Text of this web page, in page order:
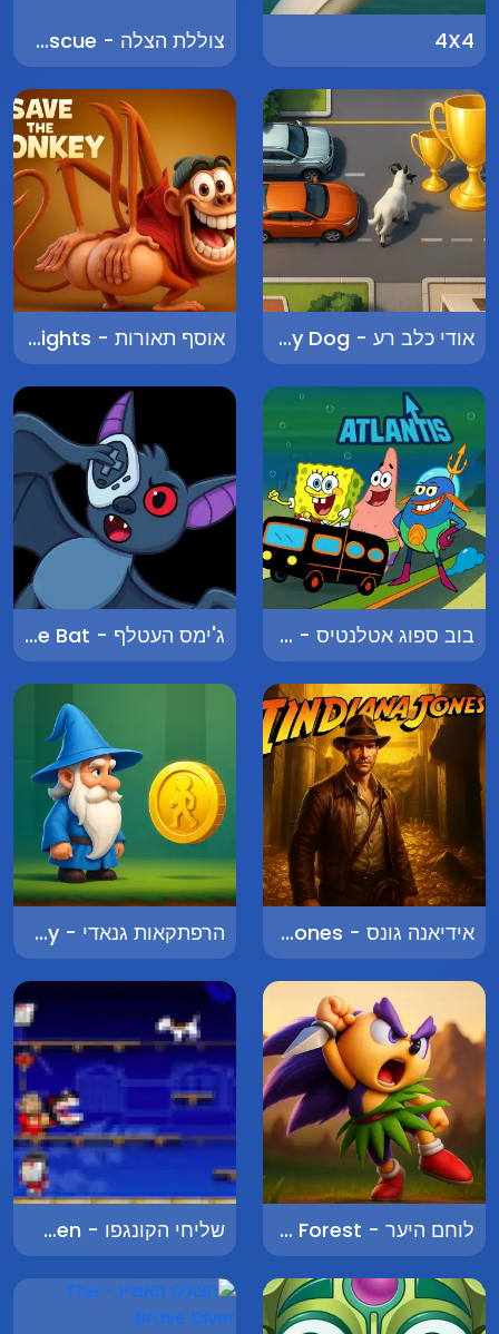
4X4 צוללת הצלה - Submarine Rescue
אודי כלב רע - Oudi the Naughty Dog אוסף תאורות - Collector of Lights
בוב ספוג אטלנטיס - SpongeBob Atlantis ג'ימס העטלף - James the Bat
אידיאנה גונס - Indiana Jones הרפתקאות גנאדי - Adventures of Gennady
לוחם היער - Warrior of the Forest שליחי הקונגפו - The Kungfu Statesmen